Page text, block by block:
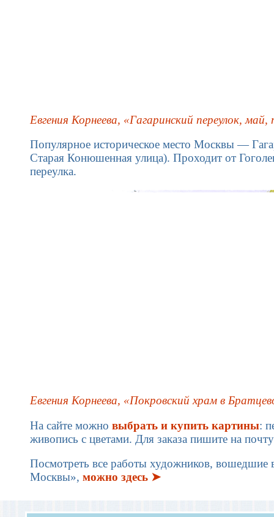
Евгения Корнеева, «Гагаринский переулок,
Популярное историческое место Москвы —
Старая Конюшенная улица). Проходит от
переулка.
Евгения Корнеева, «Покровский храм в
На сайте можно выбрать и купить картины:
живопись с цветами. Для заказа пишите на
Посмотреть все работы художников, вошедшие
Москвы», можно здесь ➤